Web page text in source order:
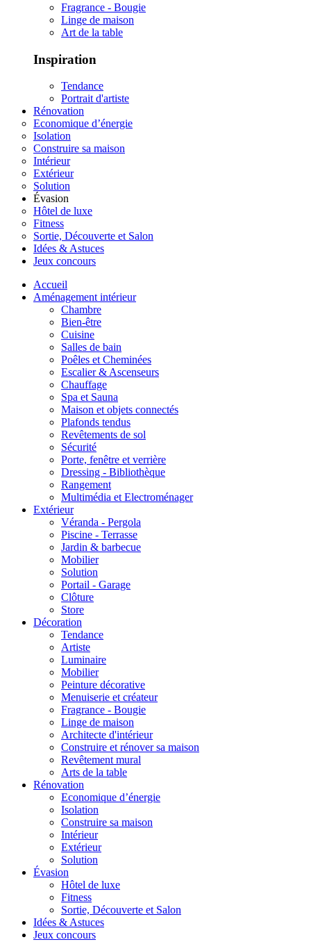
Fragrance - Bougie
Linge de maison
Art de la table
Inspiration
Tendance
Portrait d'artiste
Rénovation
Economique d’énergie
Isolation
Construire sa maison
Intérieur
Extérieur
Solution
Évasion
Hôtel de luxe
Fitness
Sortie, Découverte et Salon
Idées & Astuces
Jeux concours
Accueil
Aménagement intérieur
Chambre
Bien-être
Cuisine
Salles de bain
Poêles et Cheminées
Escalier & Ascenseurs
Chauffage
Spa et Sauna
Maison et objets connectés
Plafonds tendus
Revêtements de sol
Sécurité
Porte, fenêtre et verrière
Dressing - Bibliothèque
Rangement
Multimédia et Electroménager
Extérieur
Véranda - Pergola
Piscine - Terrasse
Jardin & barbecue
Mobilier
Solution
Portail - Garage
Clôture
Store
Décoration
Tendance
Artiste
Luminaire
Mobilier
Peinture décorative
Menuiserie et créateur
Fragrance - Bougie
Linge de maison
Architecte d'intérieur
Construire et rénover sa maison
Revêtement mural
Arts de la table
Rénovation
Economique d’énergie
Isolation
Construire sa maison
Intérieur
Extérieur
Solution
Évasion
Hôtel de luxe
Fitness
Sortie, Découverte et Salon
Idées & Astuces
Jeux concours